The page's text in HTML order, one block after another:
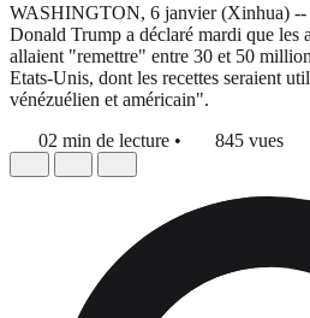
WASHINGTON, 6 janvier (Xinhua) --
Donald Trump a déclaré mardi que les
allaient "remettre" entre 30 et 50
Etats-Unis, dont les recettes seraient
vénézuélien et américain".
02 min de lecture • 845 vues